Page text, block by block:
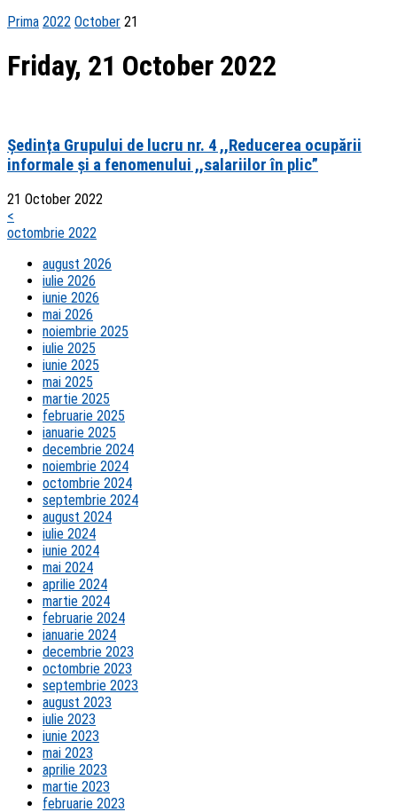
Prima 2022 October 21
Friday, 21 October 2022
Ședința Grupului de lucru nr. 4 ,,Rеduсеrеa oсupării
informalе și a fеnomеnului ,,salariilor în pliс”
21 October 2022
<
octombrie 2022
august 2026
iulie 2026
iunie 2026
mai 2026
noiembrie 2025
iulie 2025
iunie 2025
mai 2025
martie 2025
februarie 2025
ianuarie 2025
decembrie 2024
noiembrie 2024
octombrie 2024
septembrie 2024
august 2024
iulie 2024
iunie 2024
mai 2024
aprilie 2024
martie 2024
februarie 2024
ianuarie 2024
decembrie 2023
octombrie 2023
septembrie 2023
august 2023
iulie 2023
iunie 2023
mai 2023
aprilie 2023
martie 2023
februarie 2023